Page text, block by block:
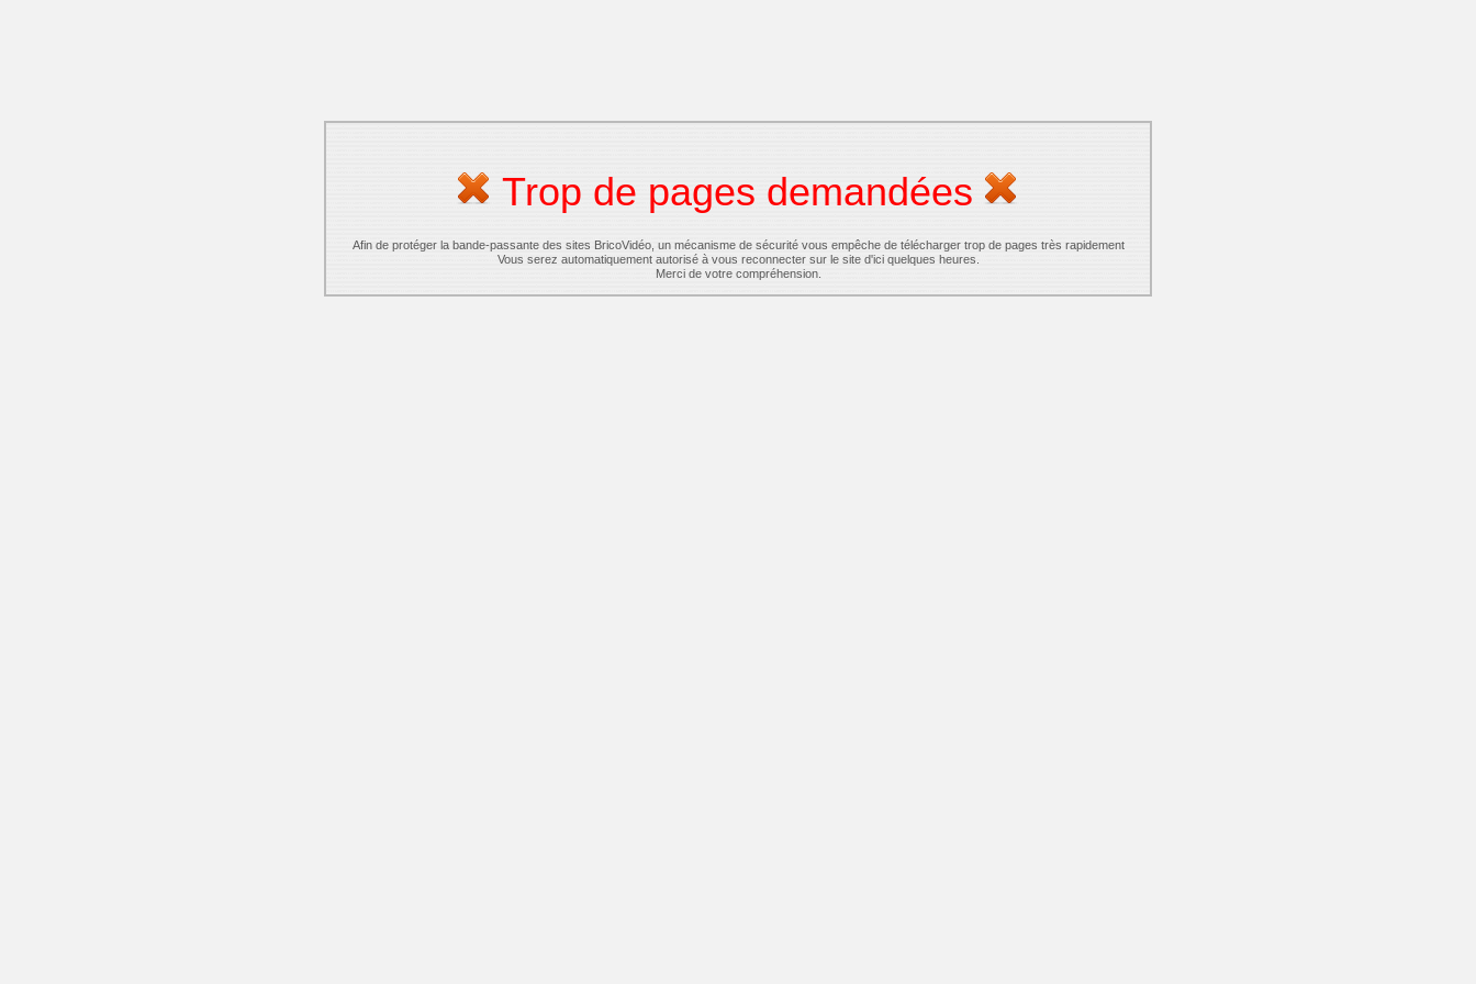
Trop de pages demandées
Afin de protéger la bande-passante des sites BricoVidéo, un mécanisme de sécurité vous empêche de télécharger trop de pages très rapidement
Vous serez automatiquement autorisé à vous reconnecter sur le site d'ici quelques heures.
Merci de votre compréhension.